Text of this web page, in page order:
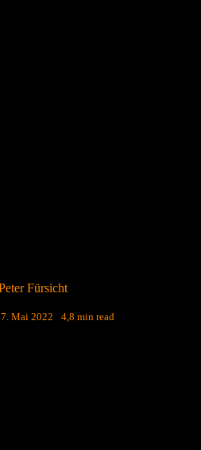
Fürsicht
Mai 2022 4,8 min read